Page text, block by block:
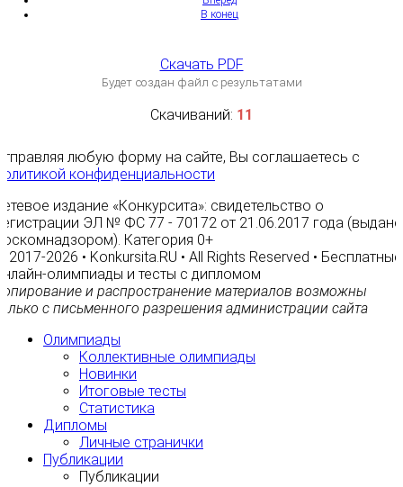
В конец
Скачать PDF
Будет создан файл с результатами
Скачиваний: 11
любую форму на сайте, Вы соглашаетесь с
конфиденциальности
издание «Конкурсита»: свидетельство о
ЭЛ № ФС 77 - 70172 от 21.06.2017 года (выдано
Категория 0+
2017-2026 • Konkursita.RU • All Rights Reserved • Бесплатные
олимпиады и тесты с дипломом
и распространение материалов возможны
с письменного разрешения администрации сайта
Олимпиады
Коллективные олимпиады
Новинки
Итоговые тесты
Статистика
Дипломы
Личные странички
Публикации
Публикации